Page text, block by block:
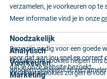
verzamelen, je voorkeuren op
Meer informatie vind je in onze
Noodzakelijk
Deze zijn nodig voor een goede
voor dat aan jou snel en correct
dat je onze website bezoekt.
Analytisch
Statistische cookies helpen ons
anoniem gegevens te
Voorkeuren
Voorkeurscookies zorgen
Marketing